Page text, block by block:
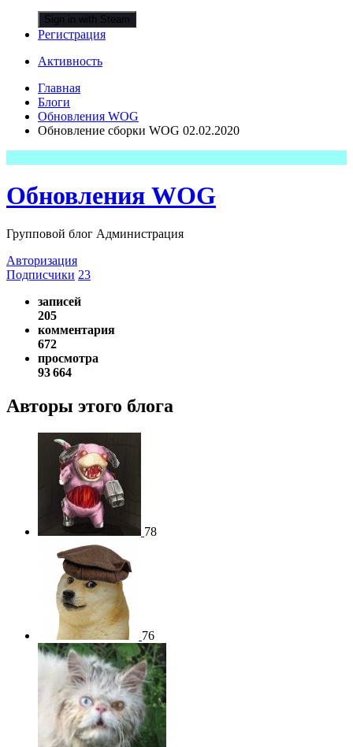
Sign in with Steam
Регистрация
Активность
Главная
Блоги
Обновления WOG
Обновление сборки WOG 02.02.2020
Обновления WOG
Групповой блог Администрация
Авторизация
Подписчики 23
записей
205
комментария
672
просмотра
93 664
Авторы этого блога
78
76